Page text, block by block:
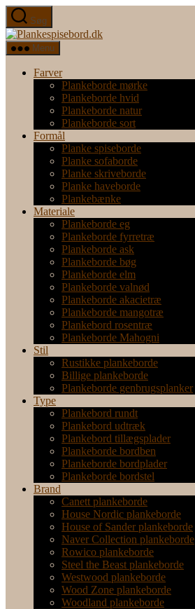
Spring
til
indholdet
Søg
Plankespisebord.dk
Menu
Farver
Plankeborde mørke
Plankeborde hvid
Plankeborde natur
Plankeborde sort
Formål
Planke spiseborde
Planke sofaborde
Planke skriveborde
Planke haveborde
Plankebænke
Materiale
Plankeborde eg
Plankeborde fyrretræ
Plankeborde ask
Plankeborde bøg
Plankeborde elm
Plankeborde valnød
Plankeborde akacietræ
Plankeborde mangotræ
Plankebord rosentræ
Plankeborde Mahogni
Stil
Rustikke plankeborde
Billige plankeborde
Plankeborde genbrugsplanker
Type
Plankebord rundt
Plankebord udtræk
Plankebord tillægsplader
Plankeborde bordben
Plankeborde bordplader
Plankeborde bordstel
Brand
Canett plankeborde
House Nordic plankeborde
House of Sander plankeborde
Naver Collection plankeborde
Rowico plankeborde
Steel the Beast plankeborde
Westwood plankeborde
Wood Zone plankeborde
Woodland plankeborde